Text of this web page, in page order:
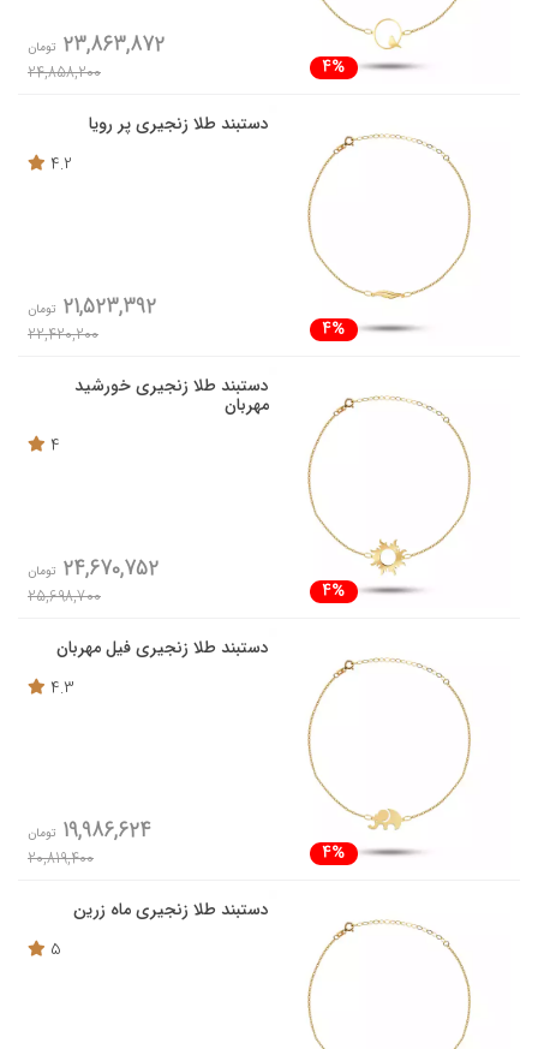
4%
23,863,872 تومان
24,858,200
دستبند طلا زنجیری پر رویا
4.2
4%
21,523,392 تومان
22,420,200
دستبند طلا زنجیری خورشید
مهربان
4
4%
24,670,752 تومان
25,698,700
دستبند طلا زنجیری فیل مهربان
4.3
4%
19,986,624 تومان
20,819,400
دستبند طلا زنجیری ماه زرین
5